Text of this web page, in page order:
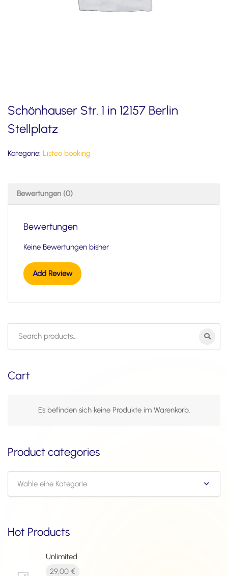
Schönhauser Str. 1 in 12157 Berlin
Stellplatz
Kategorie: Listeo booking
Bewertungen (0)
Bewertungen
Keine Bewertungen bisher
Add Review
Cart
Es befinden sich keine Produkte im Warenkorb.
Product categories
Wähle eine Kategorie
Hot Products
Unlimited
29,00 €